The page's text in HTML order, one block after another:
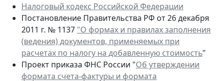
Налоговый кодекс Российской Федерации
Постановление Правительства РФ от 26 декабря
2011 г. № 1137 "О формах и правилах заполнения
(ведения) документов, применяемых при
расчетах по налогу на добавленную стоимость"
Проект приказа ФНС России "Об утверждении
формата счета-фактуры и формата